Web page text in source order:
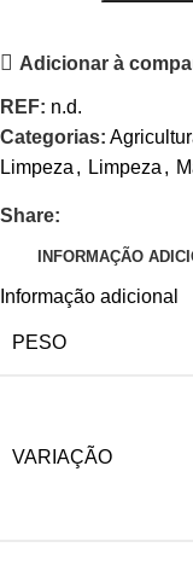
Adicionar à
REF: n.d.
Categorias:
Limpeza , Limpeza ,
Share:
INFORMAÇÃO
Informação adicional
PESO
VARIAÇÃO